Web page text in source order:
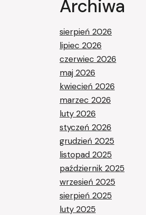
Archiwa
sierpień 2026
lipiec 2026
czerwiec 2026
maj 2026
kwiecień 2026
marzec 2026
luty 2026
styczeń 2026
grudzień 2025
listopad 2025
październik 2025
wrzesień 2025
sierpień 2025
luty 2025